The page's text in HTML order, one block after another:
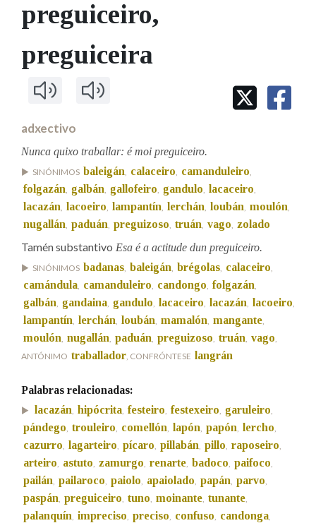
MARCIAL DEL ADALID
BAZÁN
FIGURAS HOMENAXEADAS
60 ANOS DLG
PRIMAVERA DAS LETRAS
PORTAL DAS PALABRAS
Facebook
TwitterYoutubeInstagram
Bluesky
BUSCAR NOS LEMAS
Remata por
Contén
BUSCAR NO CONTIDO
Nas definicións
Nos exemplos
Na fraseoloxía
OUTRAS OPCIÓNS DE BUSCA
Marcas gramaticais
Pertence a
preguiceiro,
preguiceira
adxectivo
Nunca quixo traballar: é moi preguiceiro.
SINÓNIMOS baleigán, calaceiro, camanduleiro,
folgazán, galbán, gallofeiro, gandulo, lacaceiro,
lacazán, lacoeiro, lampantín, lerchán, loubán, moulón,
nugallán, paduán, preguizoso, truán, vago, zolado
Tamén substantivo Esa é a actitude dun preguiceiro.
SINÓNIMOS badanas, baleigán, brégolas, calaceiro,
camándula, camanduleiro, candongo, folgazán,
galbán, gandaina, gandulo, lacaceiro, lacazán, lacoeiro,
lampantín, lerchán, loubán, mamalón, mangante,
moulón, nugallán, paduán, preguizoso, truán, vago,
ANTÓNIMO traballador, CONFRÓNTESE langrán
Palabras relacionadas:
lacazán, hipócrita, festeiro, festexeiro, garuleiro,
pándego, trouleiro, comellón, lapón, papón, lercho,
cazurro, lagarteiro, pícaro, pillabán, pillo, raposeiro,
arteiro, astuto, zamurgo, renarte, badoco, paifoco,
pailán, pailaroco, paiolo, apaiolado, papán, parvo,
paspán, preguiceiro, tuno, moinante, tunante,
palanquín, impreciso, preciso, confuso, candonga,